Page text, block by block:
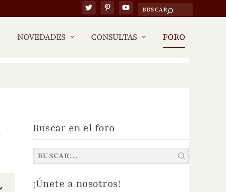
NOVEDADES CONSULTAS FORO
Buscar en el foro
¡Únete a nosotros!